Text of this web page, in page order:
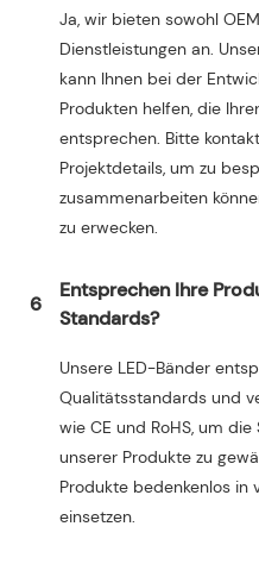
Ja, wir bieten sowohl
Dienstleistungen an.
kann Ihnen bei der
Produkten helfen, die
entsprechen. Bitte
Projektdetails, um zu
zusammenarbeiten
zu erwecken.
6
Entsprechen Ihre
Standards?
Unsere LED-Bänder
Qualitätsstandards und
wie CE und RoHS, um
unserer Produkte zu
Produkte bedenkenlos in
einsetzen.